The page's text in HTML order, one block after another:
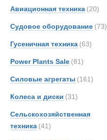
Авиационная техника (20)
Судовое оборудование (73)
Гусеничная техника (63)
Power Plants Sale (81)
Силовые агрегаты (161)
Колеса и диски (31)
Сельскохозяйственная
техника (41)